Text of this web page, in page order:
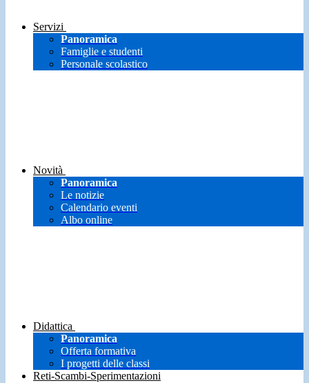
Servizi
Panoramica
Famiglie e studenti
Personale scolastico
Novità
Panoramica
Le notizie
Calendario eventi
Albo online
Didattica
Panoramica
Offerta formativa
I progetti delle classi
Reti-Scambi-Sperimentazioni